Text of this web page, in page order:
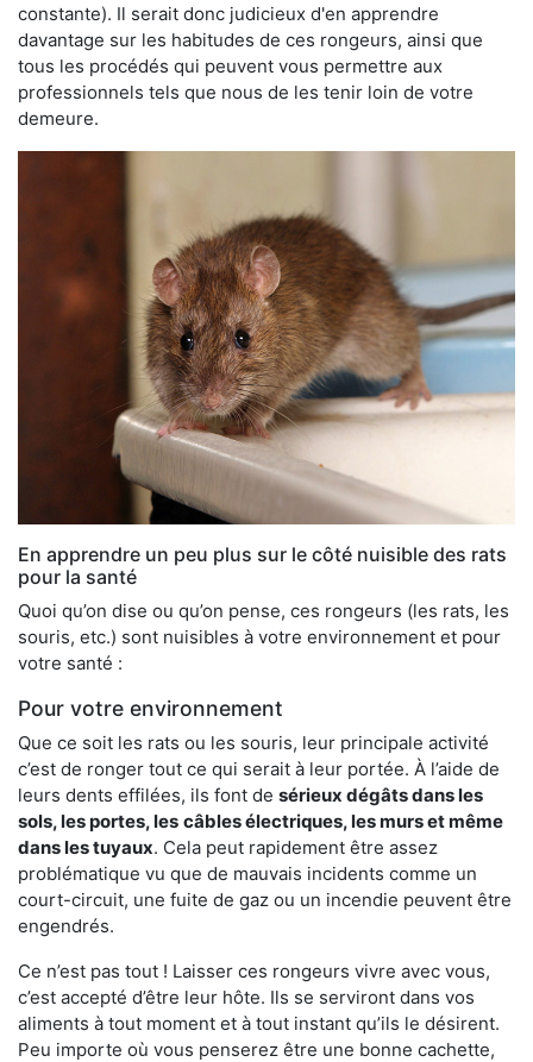
constante). Il serait donc judicieux d'en apprendre
davantage sur les habitudes de ces rongeurs, ainsi que
tous les procédés qui peuvent vous permettre aux
professionnels tels que nous de les tenir loin de votre
demeure.
En apprendre un peu plus sur le côté nuisible des rats
pour la santé
Quoi qu’on dise ou qu’on pense, ces rongeurs (les rats, les
souris, etc.) sont nuisibles à votre environnement et pour
votre santé :
Pour votre environnement
Que ce soit les rats ou les souris, leur principale activité
c’est de ronger tout ce qui serait à leur portée. À l’aide de
leurs dents effilées, ils font de sérieux dégâts dans les
sols, les portes, les câbles électriques, les murs et même
dans les tuyaux. Cela peut rapidement être assez
problématique vu que de mauvais incidents comme un
court-circuit, une fuite de gaz ou un incendie peuvent être
engendrés.
Ce n’est pas tout ! Laisser ces rongeurs vivre avec vous,
c’est accepté d’être leur hôte. Ils se serviront dans vos
aliments à tout moment et à tout instant qu’ils le désirent.
Peu importe où vous penserez être une bonne cachette,